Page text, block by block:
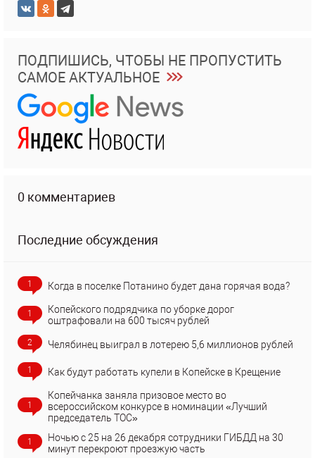
ПОДПИШИСЬ, ЧТОБЫ НЕ ПРОПУСТИТЬ
САМОЕ АКТУАЛЬНОЕ
0 комментариев
Последние обсуждения
1 Когда в поселке Потанино будет дана горячая вода?
1
Копейского подрядчика по уборке дорог
оштрафовали на 600 тысяч рублей
2 Челябинец выиграл в лотерею 5,6 миллионов рублей
1 Как будут работать купели в Копейске в Крещение
1
Копейчанка заняла призовое место во
всероссийском конкурсе в номинации «Лучший
председатель ТОС»
1
Ночью с 25 на 26 декабря сотрудники ГИБДД на 30
минут перекроют проезжую часть